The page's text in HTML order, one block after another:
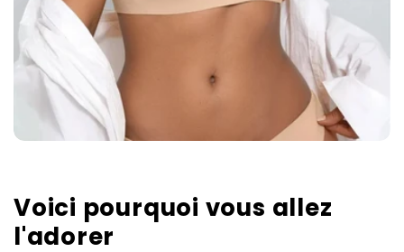
Voici pourquoi vous allez
l'adorer